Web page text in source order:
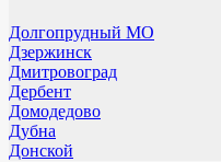
Долгопрудный МО
Дзержинск
Дмитровоград
Дербент
Домодедово
Дубна
Донской